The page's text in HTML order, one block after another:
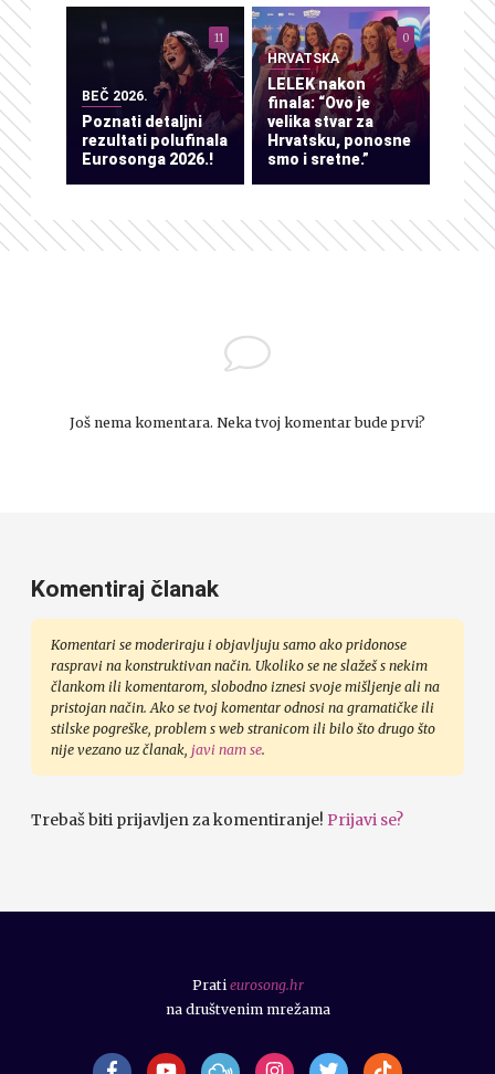
BEČ 2026.
Poznati detaljni
rezultati polufinala
Eurosonga 2026.!
11
HRVATSKA
LELEK nakon
finala: “Ovo je
velika stvar za
Hrvatsku, ponosne
smo i sretne.”
0
Još nema komentara. Neka tvoj komentar bude prvi?
Komentiraj članak
Komentari se moderiraju i objavljuju samo ako pridonose
raspravi na konstruktivan način. Ukoliko se ne slažeš s nekim
člankom ili komentarom, slobodno iznesi svoje mišljenje ali na
pristojan način. Ako se tvoj komentar odnosi na gramatičke ili
stilske pogreške, problem s web stranicom ili bilo što drugo što
nije vezano uz članak, javi nam se.
Trebaš biti prijavljen za komentiranje! Prijavi se?
Prati eurosong.hr
na društvenim mrežama